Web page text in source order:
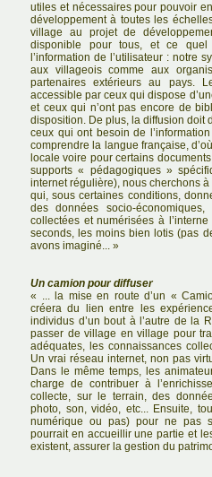
utiles et nécessaires pour pouvoir
développement à toutes les
village au projet de
disponible pour tous, et ce
l’information de l’utilisateur : notre
aux villageois comme aux
partenaires extérieurs au pays.
accessible par ceux qui dispose
et ceux qui n’ont pas encore de
disposition. De plus, la diffusion doit
ceux qui ont besoin de
comprendre la langue française,
locale voire pour certains
supports « pédagogiques »
internet régulière), nous cherchons
qui, sous certaines conditions,
des données socio-
collectées et numérisées à
seconds, les moins bien lotis (pas
avons imaginé... »
Un camion pour diffuser
« ... la mise en route d’un «
créera du lien entre les
individus d’un bout à l’autre de la
passer de village en village pour
adéquates, les connaissances
Un vrai réseau internet, non pas
Dans le même temps, les
charge de contribuer à
collecte, sur le terrain, des
photo, son, vidéo, etc... Ensuite,
numérique ou pas) pour ne pas
pourrait en accueillir une partie et
existent, assurer la gestion du